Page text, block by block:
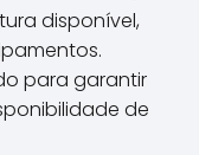
disponível,
para garantir
de